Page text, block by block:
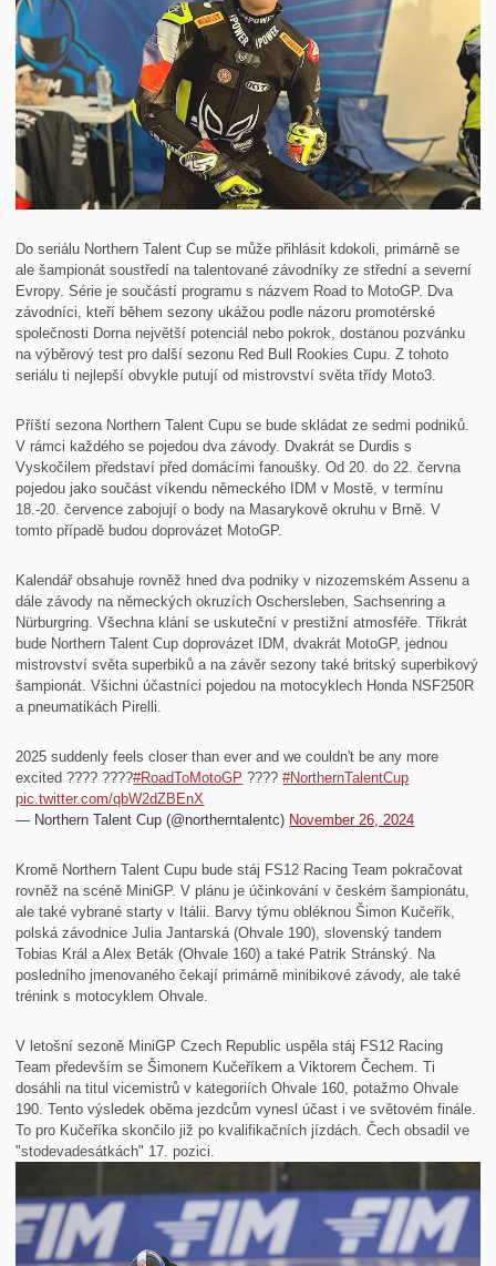
Do seriálu Northern Talent Cup se může přihlásit kdokoli, primárně se
ale šampionát soustředí na talentované závodníky ze střední a severní
Evropy. Série je součástí programu s názvem Road to MotoGP. Dva
závodníci, kteří během sezony ukážou podle názoru promotérské
společnosti Dorna největší potenciál nebo pokrok, dostanou pozvánku
na výběrový test pro další sezonu Red Bull Rookies Cupu. Z tohoto
seriálu ti nejlepší obvykle putují od mistrovství světa třídy Moto3.
Příští sezona Northern Talent Cupu se bude skládat ze sedmi podniků.
V rámci každého se pojedou dva závody. Dvakrát se Durdis s
Vyskočilem představí před domácími fanoušky. Od 20. do 22. června
pojedou jako součást víkendu německého IDM v Mostě, v termínu
18.-20. července zabojují o body na Masarykově okruhu v Brně. V
tomto případě budou doprovázet MotoGP.
Kalendář obsahuje rovněž hned dva podniky v nizozemském Assenu a
dále závody na německých okruzích Oschersleben, Sachsenring a
Nürburgring. Všechna klání se uskuteční v prestižní atmosféře. Třikrát
bude Northern Talent Cup doprovázet IDM, dvakrát MotoGP, jednou
mistrovství světa superbiků a na závěr sezony také britský superbikový
šampionát. Všichni účastníci pojedou na motocyklech Honda NSF250R
a pneumatikách Pirelli.
2025 suddenly feels closer than ever and we couldn't be any more
excited ???? ????#RoadToMotoGP ????#NorthernTalentCup
pic.twitter.com/qbW2dZBEnX
— Northern Talent Cup (@northerntalentc) November 26, 2024
Kromě Northern Talent Cupu bude stáj FS12 Racing Team pokračovat
rovněž na scéně MiniGP. V plánu je účinkování v českém šampionátu,
ale také vybrané starty v Itálii. Barvy týmu obléknou Šimon Kučeřík,
polská závodnice Julia Jantarská (Ohvale 190), slovenský tandem
Tobias Král a Alex Beták (Ohvale 160) a také Patrik Stránský. Na
posledního jmenovaného čekají primárně minibikové závody, ale také
trénink s motocyklem Ohvale.
V letošní sezoně MiniGP Czech Republic uspěla stáj FS12 Racing
Team především se Šimonem Kučeříkem a Viktorem Čechem. Ti
dosáhli na titul vicemistrů v kategoriích Ohvale 160, potažmo Ohvale
190. Tento výsledek oběma jezdcům vynesl účast i ve světovém finále.
To pro Kučeříka skončilo již po kvalifikačních jízdách. Čech obsadil ve
"stodevadesátkách" 17. pozici.